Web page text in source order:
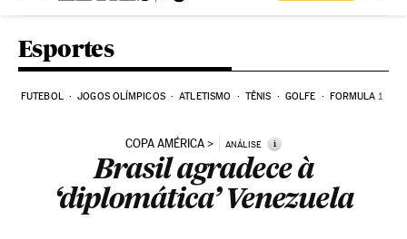
Esportes
FUTEBOL JOGOS OLÍMPICOS ATLETISMO TÊNIS GOLFE FORMULA 1
COPA AMÉRICA ANÁLISE i
Brasil agradece à
‘diplomática’ Venezuela